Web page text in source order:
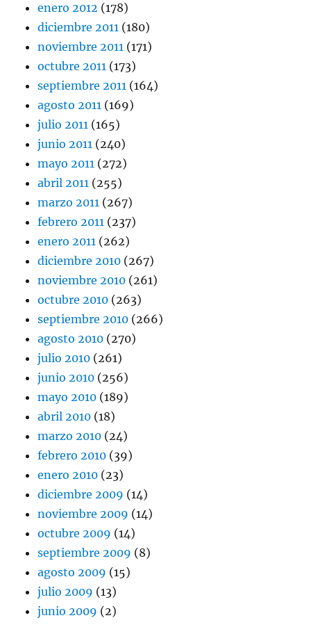
enero 2012 (178)
diciembre 2011 (180)
noviembre 2011 (171)
octubre 2011 (173)
septiembre 2011 (164)
agosto 2011 (169)
julio 2011 (165)
junio 2011 (240)
mayo 2011 (272)
abril 2011 (255)
marzo 2011 (267)
febrero 2011 (237)
enero 2011 (262)
diciembre 2010 (267)
noviembre 2010 (261)
octubre 2010 (263)
septiembre 2010 (266)
agosto 2010 (270)
julio 2010 (261)
junio 2010 (256)
mayo 2010 (189)
abril 2010 (18)
marzo 2010 (24)
febrero 2010 (39)
enero 2010 (23)
diciembre 2009 (14)
noviembre 2009 (14)
octubre 2009 (14)
septiembre 2009 (8)
agosto 2009 (15)
julio 2009 (13)
junio 2009 (2)